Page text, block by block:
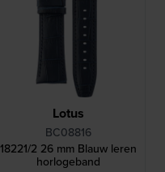
Lotus
BC08816
18221/2 26 mm Blauw leren
horlogeband